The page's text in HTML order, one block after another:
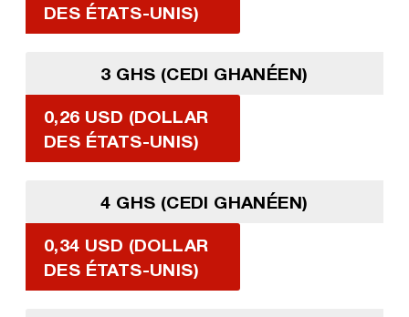
DES ÉTATS-UNIS)
3 GHS (CEDI GHANÉEN)
0,26 USD (DOLLAR
DES ÉTATS-UNIS)
4 GHS (CEDI GHANÉEN)
0,34 USD (DOLLAR
DES ÉTATS-UNIS)